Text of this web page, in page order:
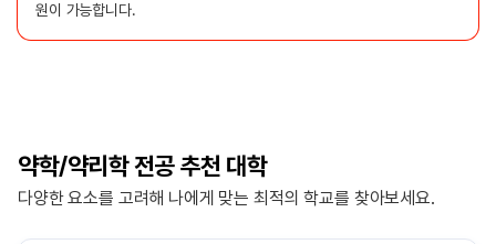
원이 가능합니다.
약학/약리학 전공 추천 대학
다양한 요소를 고려해 나에게 맞는 최적의 학교를 찾아보세요.